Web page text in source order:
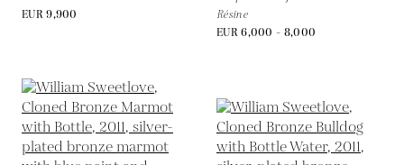
EUR 9,900
Résine
EUR 6,000 - 8,000